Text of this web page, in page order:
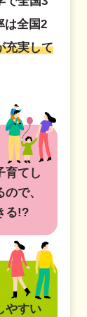
は全国2
充実して
育てし
で、
る!?
やすい